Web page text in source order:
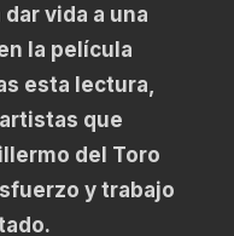
vida a una
la película
esta lectura,
que
del Toro
y trabajo